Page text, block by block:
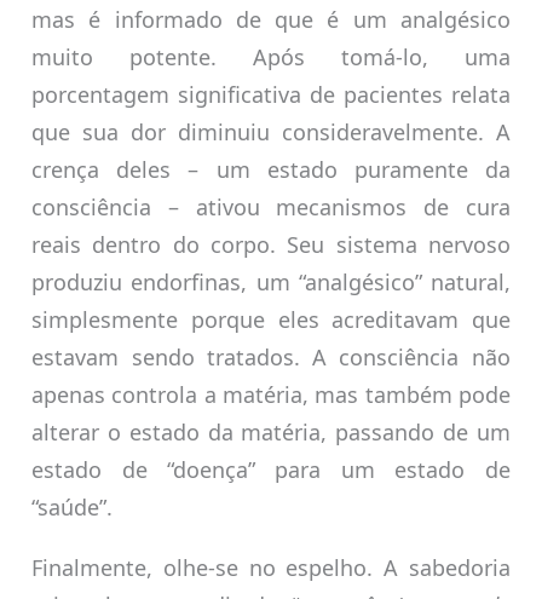
mas é informado de que é um analgésico
muito potente. Após tomá-lo, uma
porcentagem significativa de pacientes relata
que sua dor diminuiu consideravelmente. A
crença deles – um estado puramente da
consciência – ativou mecanismos de cura
reais dentro do corpo. Seu sistema nervoso
produziu endorfinas, um “analgésico” natural,
simplesmente porque eles acreditavam que
estavam sendo tratados. A consciência não
apenas controla a matéria, mas também pode
alterar o estado da matéria, passando de um
estado de “doença” para um estado de
“saúde”.
Finalmente, olhe-se no espelho. A sabedoria